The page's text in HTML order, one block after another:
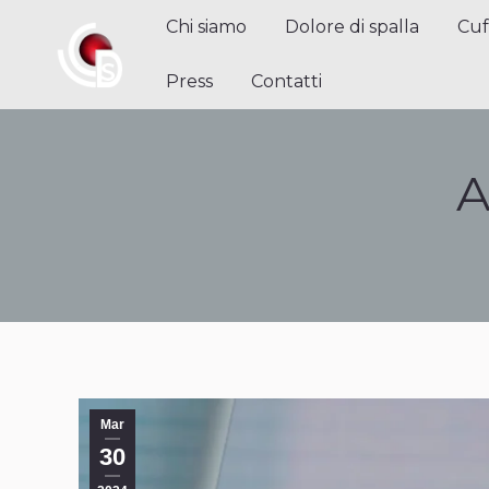
Chi siamo Dolore di spalla
Press Contatti
Mar
30
Chi siamo Dolore di spalla